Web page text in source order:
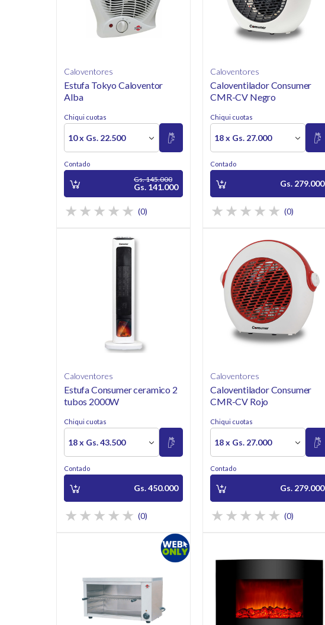
Caloventores
Estufa Tokyo Caloventor
Alba
Chiqui cuotas
10 x Gs. 22.500
Contado
Gs. 145.000
Gs. 141.000
(0)
Caloventores
Caloventilador Consumer
CMR-CV Negro
Chiqui cuotas
18 x Gs. 27.000
Contado
Gs. 279.000
(0)
Caloventores
Estufa Consumer ceramico 2
tubos 2000W
Chiqui cuotas
18 x Gs. 43.500
Contado
Gs. 450.000
(0)
Caloventores
Caloventilador Consumer
CMR-CV Rojo
Chiqui cuotas
18 x Gs. 27.000
Contado
Gs. 279.000
(0)